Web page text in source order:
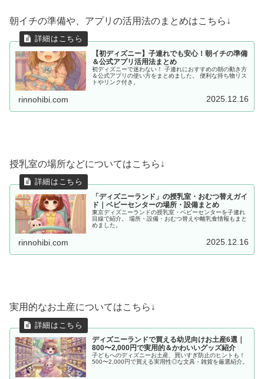
朝イチの準備や、アプリの活用法のまとめはこちら↓
【初ディズニー】子連れでも安心！朝イチの準備
＆公式アプリ活用法まとめ
初ディズニーで迷わない！ 子連れにおすすめの朝の動き方
＆公式アプリの使い方をまとめました。 便利な持ち物リス
トやリンク付き。
rinnohibi.com 2025.12.16
授乳室の場所などについてはこちら↓
「ディズニーランド」の授乳室・おむつ替えガイ
ド｜ベビーセンターの場所・設備まとめ
東京ディズニーランドの授乳室・ベビーセンターを子連れ
目線で紹介。 場所・設備・おむつ替えや離乳食情報もまと
めました。
rinnohibi.com 2025.12.16
実用的なお土産についてはこちら↓
ディズニーランドで買える幼児向けお土産6選｜
800〜2,000円で実用的＆かわいいグッズ紹介
子どもへのディズニーお土産、買いすぎ防止のヒントも！
500〜2,000円で買える実用性◎な文具・雑貨を厳選紹介。